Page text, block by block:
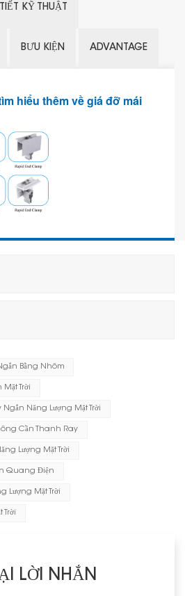
KỸ THUẬT
BƯU KIỆN ADVANTAGE
hiểu thêm về giá đỡ mái
Bằng Nhôm
Trời
Ngắn Năng Lượng Mặt Trời
Cần Thanh Ray
Lượng Mặt Trời
Quang Điện
Lượng Mặt Trời
Trời
LỜI NHẮN